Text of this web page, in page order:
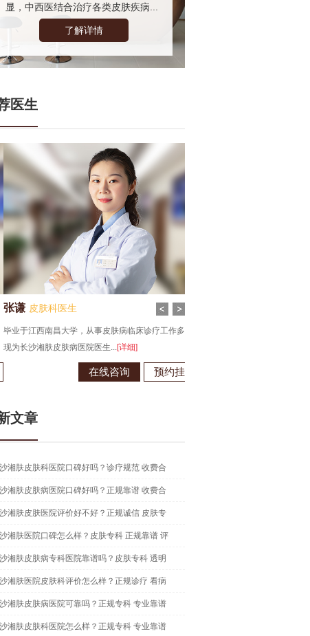
显，中西医结合治疗各类皮肤疾病...
了解详情
医生
皮肤科医生
江西南昌大学，从事皮肤病临床诊疗工作多年，
长沙湘肤皮肤病医院医生...[详细]
在线咨询 预约挂号
文章
湘肤皮肤科医院口碑好吗？诊疗规范 收费合
湘肤皮肤病医院口碑好吗？正规靠谱 收费合
湘肤皮肤医院评价好不好？正规诚信 皮肤专
湘肤医院口碑怎么样？皮肤专科 正规靠谱 评
湘肤皮肤病专科医院靠谱吗？皮肤专科 透明
湘肤医院皮肤科评价怎么样？正规诊疗 看病
湘肤皮肤病医院可靠吗？正规专科 专业靠谱
湘肤皮肤科医院怎么样？正规专科 专业靠谱